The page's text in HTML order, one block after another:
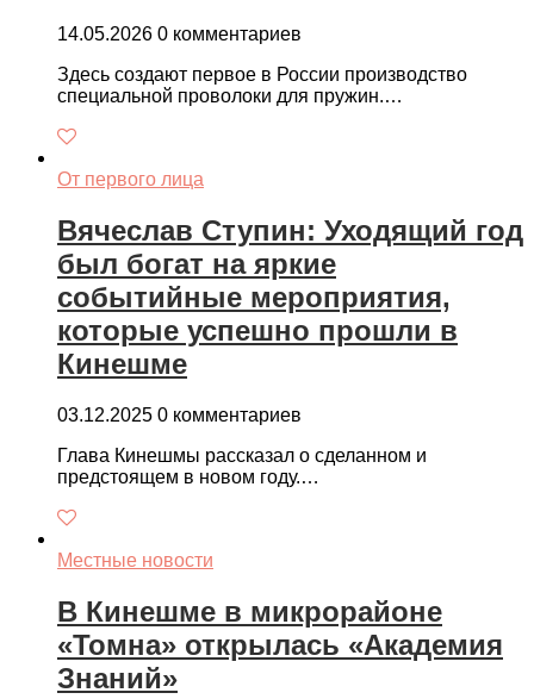
14.05.2026 0 комментариев
Здесь создают первое в России производство
специальной проволоки для пружин.…
От первого лица
Вячеслав Ступин: Уходящий год
был богат на яркие
событийные мероприятия,
которые успешно прошли в
Кинешме
03.12.2025 0 комментариев
Глава Кинешмы рассказал о сделанном и
предстоящем в новом году.…
Местные новости
В Кинешме в микрорайоне
«Томна» открылась «Академия
Знаний»